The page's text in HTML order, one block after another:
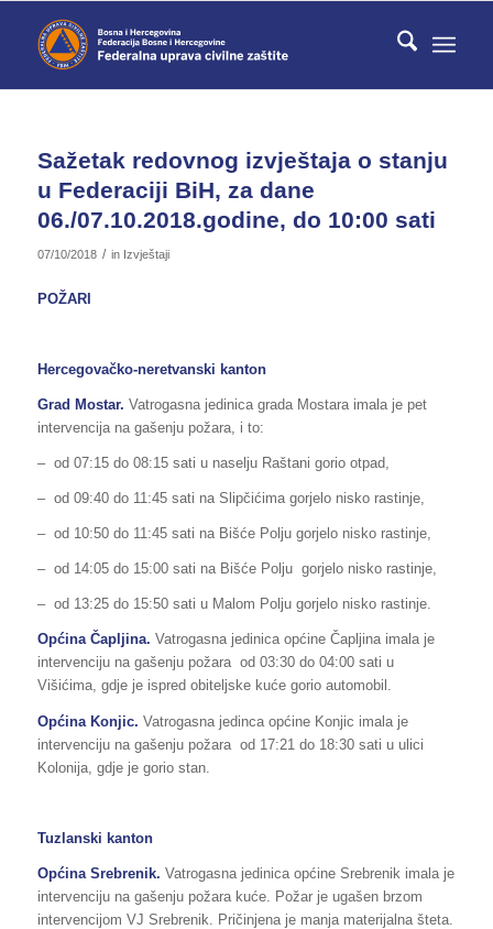
Sažetak redovnog izvještaja o stanju
u Federaciji BiH, za dane
06./07.10.2018.godine, do 10:00 sati
07/10/2018 / in Izvještaji
POŽARI
Hercegovačko-neretvanski kanton
Grad Mostar. Vatrogasna jedinica grada Mostara imala je pet
intervencija na gašenju požara, i to:
– od 07:15 do 08:15 sati u naselju Raštani gorio otpad,
– od 09:40 do 11:45 sati na Slipčićima gorjelo nisko rastinje,
– od 10:50 do 11:45 sati na Bišće Polju gorjelo nisko rastinje,
– od 14:05 do 15:00 sati na Bišće Polju gorjelo nisko rastinje,
– od 13:25 do 15:50 sati u Malom Polju gorjelo nisko rastinje.
Općina Čapljina. Vatrogasna jedinica općine Čapljina imala je
intervenciju na gašenju požara od 03:30 do 04:00 sati u
Višićima, gdje je ispred obiteljske kuće gorio automobil.
Općina Konjic. Vatrogasna jedinca općine Konjic imala je
intervenciju na gašenju požara od 17:21 do 18:30 sati u ulici
Kolonija, gdje je gorio stan.
Tuzlanski kanton
Općina Srebrenik. Vatrogasna jedinica općine Srebrenik imala je
intervenciju na gašenju požara kuće. Požar je ugašen brzom
intervencijom VJ Srebrenik. Pričinjena je manja materijalna šteta.